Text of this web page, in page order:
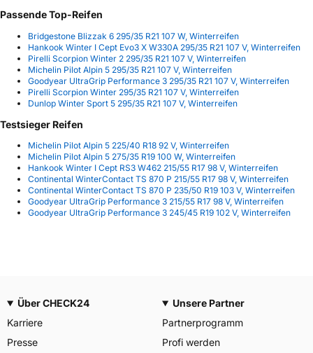
Passende Top-Reifen
Bridgestone Blizzak 6 295/35 R21 107 W, Winterreifen
Hankook Winter I Cept Evo3 X W330A 295/35 R21 107 V, Winterreifen
Pirelli Scorpion Winter 2 295/35 R21 107 V, Winterreifen
Michelin Pilot Alpin 5 295/35 R21 107 V, Winterreifen
Goodyear UltraGrip Performance 3 295/35 R21 107 V, Winterreifen
Pirelli Scorpion Winter 295/35 R21 107 V, Winterreifen
Dunlop Winter Sport 5 295/35 R21 107 V, Winterreifen
Testsieger Reifen
Michelin Pilot Alpin 5 225/40 R18 92 V, Winterreifen
Michelin Pilot Alpin 5 275/35 R19 100 W, Winterreifen
Hankook Winter I Cept RS3 W462 215/55 R17 98 V, Winterreifen
Continental WinterContact TS 870 P 215/55 R17 98 V, Winterreifen
Continental WinterContact TS 870 P 235/50 R19 103 V, Winterreifen
Goodyear UltraGrip Performance 3 215/55 R17 98 V, Winterreifen
Goodyear UltraGrip Performance 3 245/45 R19 102 V, Winterreifen
Über CHECK24
Karriere
Presse
Unsere Partner
Partnerprogramm
Profi werden